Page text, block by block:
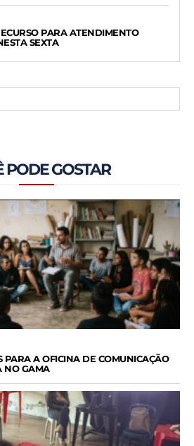
PARA ATENDIMENTO
SEXTA
PODE GOSTAR
PARA A OFICINA DE COMUNICAÇÃO
NO GAMA